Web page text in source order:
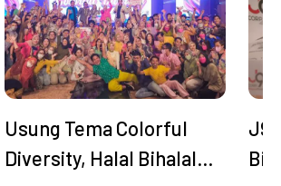
Usung Tema Colorful
Diversity, Halal Bihalal